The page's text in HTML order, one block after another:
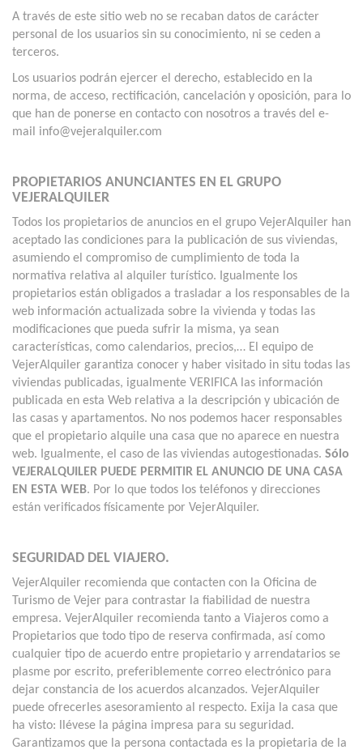
A través de este sitio web no se recaban datos de carácter
personal de los usuarios sin su conocimiento, ni se ceden a
terceros.
Los usuarios podrán ejercer el derecho, establecido en la
norma, de acceso, rectificación, cancelación y oposición, para lo
que han de ponerse en contacto con nosotros a través del e-
mail info@vejeralquiler.com
PROPIETARIOS ANUNCIANTES EN EL GRUPO
VEJERALQUILER
Todos los propietarios de anuncios en el grupo VejerAlquiler han
aceptado las condiciones para la publicación de sus viviendas,
asumiendo el compromiso de cumplimiento de toda la
normativa relativa al alquiler turístico. Igualmente los
propietarios están obligados a trasladar a los responsables de la
web información actualizada sobre la vivienda y todas las
modificaciones que pueda sufrir la misma, ya sean
características, como calendarios, precios,… El equipo de
VejerAlquiler garantiza conocer y haber visitado in situ todas las
viviendas publicadas, igualmente VERIFICA las información
publicada en esta Web relativa a la descripción y ubicación de
las casas y apartamentos. No nos podemos hacer responsables
que el propietario alquile una casa que no aparece en nuestra
web. Igualmente, el caso de las viviendas autogestionadas. Sólo
VEJERALQUILER PUEDE PERMITIR EL ANUNCIO DE UNA CASA
EN ESTA WEB. Por lo que todos los teléfonos y direcciones
están verificados físicamente por VejerAlquiler.
SEGURIDAD DEL VIAJERO.
VejerAlquiler recomienda que contacten con la Oficina de
Turismo de Vejer para contrastar la fiabilidad de nuestra
empresa. VejerAlquiler recomienda tanto a Viajeros como a
Propietarios que todo tipo de reserva confirmada, así como
cualquier tipo de acuerdo entre propietario y arrendatarios se
plasme por escrito, preferiblemente correo electrónico para
dejar constancia de los acuerdos alcanzados. VejerAlquiler
puede ofrecerles asesoramiento al respecto. Exija la casa que
ha visto: llévese la página impresa para su seguridad.
Garantizamos que la persona contactada es la propietaria de la